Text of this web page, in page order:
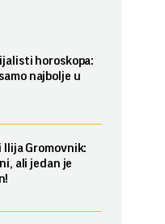
horoskopa:
najbolje u
Ilija Gromovnik:
ali jedan je